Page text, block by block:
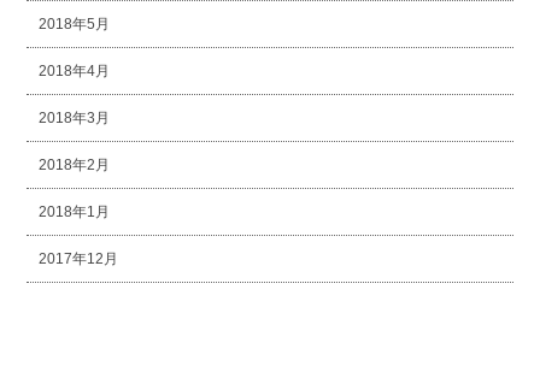
2018年5月
2018年4月
2018年3月
2018年2月
2018年1月
2017年12月